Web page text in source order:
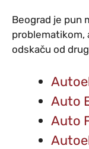
Beograd je pun
problematikom,
odskaču od
Auto
Auto